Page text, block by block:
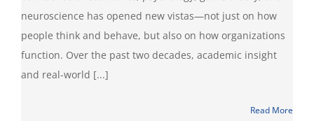
neuroscience has opened new vistas—not just on how
people think and behave, but also on how organizations
function. Over the past two decades, academic insight
and real-world [...]
Read More